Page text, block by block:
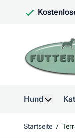
Hund
Startseite /